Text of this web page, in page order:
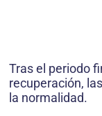
Tras el periodo
recuperación,
la normalidad.